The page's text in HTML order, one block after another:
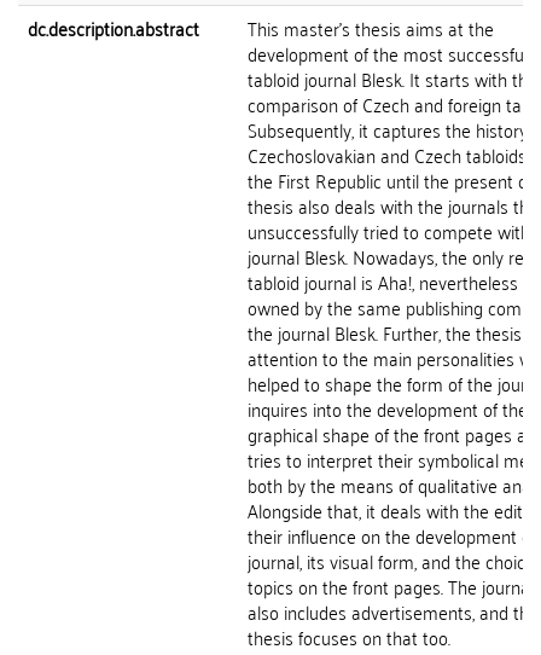
dc.description.abstract
This master's thesis aims at the
development of the most successful
tabloid journal Blesk. It starts with the
comparison of Czech and foreign
Subsequently, it captures the history
Czechoslovakian and Czech tabloids
the First Republic until the present
thesis also deals with the journals
unsuccessfully tried to compete with
journal Blesk. Nowadays, the only
tabloid journal is Aha!, nevertheless it
owned by the same publishing
the journal Blesk. Further, the thesis
attention to the main personalities
helped to shape the form of the
inquires into the development of the
graphical shape of the front pages
tries to interpret their symbolical
both by the means of qualitative
Alongside that, it deals with the
their influence on the development
journal, its visual form, and the
topics on the front pages. The journal
also includes advertisements, and this
thesis focuses on that too.